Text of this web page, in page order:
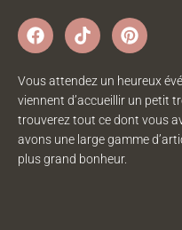
Vous attendez un heureux
viennent d’accueillir un petit
trouverez tout ce dont vous
avons une large gamme
plus grand bonheur.